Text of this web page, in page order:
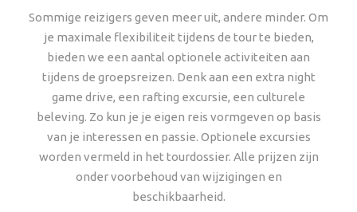
Sommige reizigers geven meer uit, andere minder. Om
je maximale flexibiliteit tijdens de tour te bieden,
bieden we een aantal optionele activiteiten aan
tijdens de groepsreizen. Denk aan een extra night
game drive, een rafting excursie, een culturele
beleving. Zo kun je je eigen reis vormgeven op basis
van je interessen en passie. Optionele excursies
worden vermeld in het tourdossier. Alle prijzen zijn
onder voorbehoud van wijzigingen en
beschikbaarheid.